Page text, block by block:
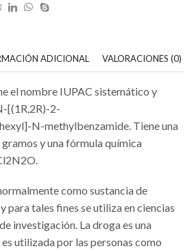
ADICIONAL VALORACIONES (0)
el nombre IUPAC sistemático y
[(1R,2R)-2-
N-methylbenzamide. Tiene una
y una fórmula química
como sustancia de
para tales fines se utiliza en ciencias
investigación. La droga es una
utilizada por las personas como